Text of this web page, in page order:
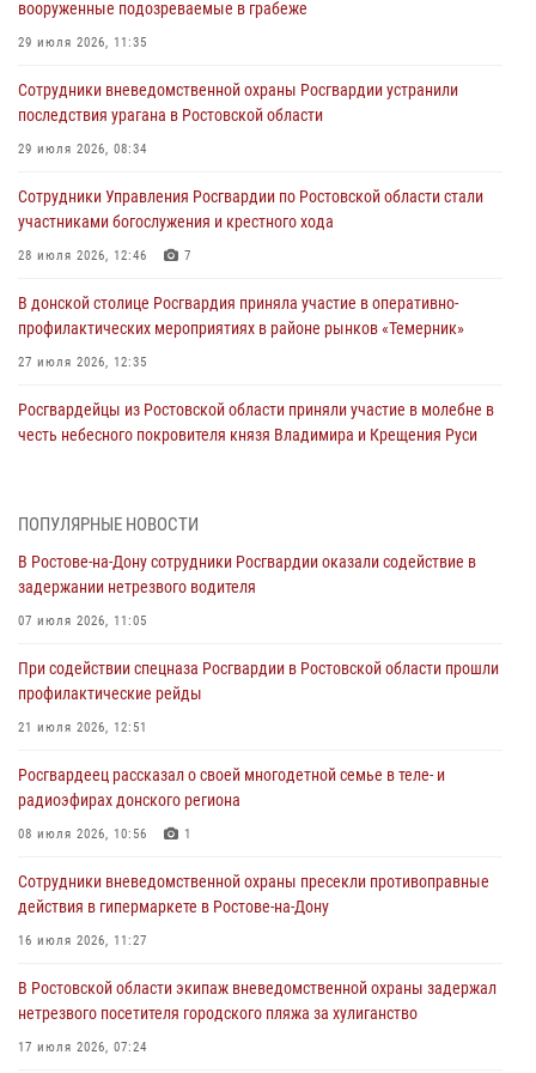
вооруженные подозреваемые в грабеже
29 июля 2026, 11:35
Сотрудники вневедомственной охраны Росгвардии устранили
последствия урагана в Ростовской области
29 июля 2026, 08:34
Сотрудники Управления Росгвардии по Ростовской области стали
участниками богослужения и крестного хода
28 июля 2026, 12:46 7
В донской столице Росгвардия приняла участие в оперативно-
профилактических мероприятиях в районе рынков «Темерник»
27 июля 2026, 12:35
Росгвардейцы из Ростовской области приняли участие в молебне в
честь небесного покровителя князя Владимира и Крещения Руси
При содействии спецназа Росгвардии в Ростовской области прошли
21 июля 2026, 12:51
В Ростовской области экипаж вневедомственной охраны задержал
17 июля 2026, 07:24
Сотрудники вневедомственной охраны пресекли противоправные
16 июля 2026, 11:27
Конкурс профессионального мастерства взрывотехников прошел в
15 июля 2026, 06:39
ПОПУЛЯРНЫЕ НОВОСТИ
В Ростове-на-Дону сотрудники Росгвардии оказали содействие в
задержании нетрезвого водителя
07 июля 2026, 11:05
При содействии спецназа Росгвардии в Ростовской области прошли
профилактические рейды
21 июля 2026, 12:51
Росгвардеец рассказал о своей многодетной семье в теле- и
радиоэфирах донского региона
08 июля 2026, 10:56 1
Сотрудники вневедомственной охраны пресекли противоправные
действия в гипермаркете в Ростове-на-Дону
16 июля 2026, 11:27
В Ростовской области экипаж вневедомственной охраны задержал
нетрезвого посетителя городского пляжа за хулиганство
17 июля 2026, 07:24